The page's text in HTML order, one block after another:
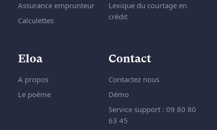
Assurance emprunteur
Calculettes
Lexique du courtage en
crédit
Eloa
A propos
Le poème
Contact
Contactez nous
Démo
Service support : 09 80 80
63 45